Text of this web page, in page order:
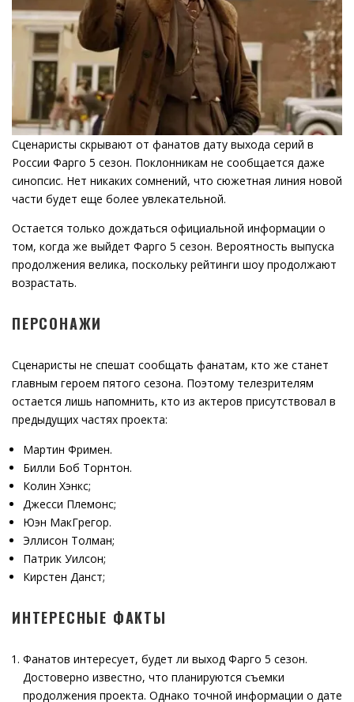
Сценаристы скрывают от фанатов дату выхода серий в
России Фарго 5 сезон. Поклонникам не сообщается даже
синопсис. Нет никаких сомнений, что сюжетная линия новой
части будет еще более увлекательной.
Остается только дождаться официальной информации о
том, когда же выйдет Фарго 5 сезон. Вероятность выпуска
продолжения велика, поскольку рейтинги шоу продолжают
возрастать.
ПЕРСОНАЖИ
Сценаристы не спешат сообщать фанатам, кто же станет
главным героем пятого сезона. Поэтому телезрителям
остается лишь напомнить, кто из актеров присутствовал в
предыдущих частях проекта:
Мартин Фримен.
Билли Боб Торнтон.
Колин Хэнкс;
Джесси Племонс;
Юэн МакГрегор.
Эллисон Толман;
Патрик Уилсон;
Кирстен Данст;
ИНТЕРЕСНЫЕ ФАКТЫ
Фанатов интересует, будет ли выход Фарго 5 сезон.
Достоверно известно, что планируются съемки
продолжения проекта. Однако точной информации о дате